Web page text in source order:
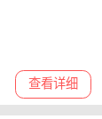
价
查看详细